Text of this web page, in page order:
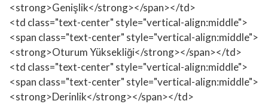
<strong>Genişlik</strong></span></td>
<td class="text-center" style="vertical-align:middle">
<span class="text-center" style="vertical-align:middle">
<strong>Oturum Yüksekliği</strong></span></td>
<td class="text-center" style="vertical-align:middle">
<span class="text-center" style="vertical-align:middle">
<strong>Derinlik</strong></span></td>